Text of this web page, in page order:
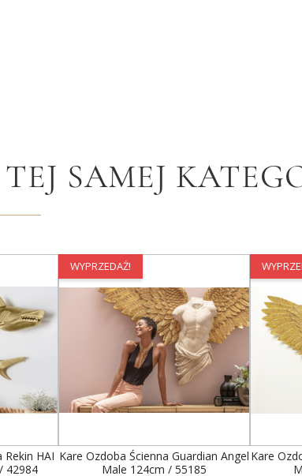
SAMEJ
HAI
42984
WYPRZEDAŻ!
Kare Ozdoba Ścienna Guardian Angel
Male 124cm / 55185
Kare